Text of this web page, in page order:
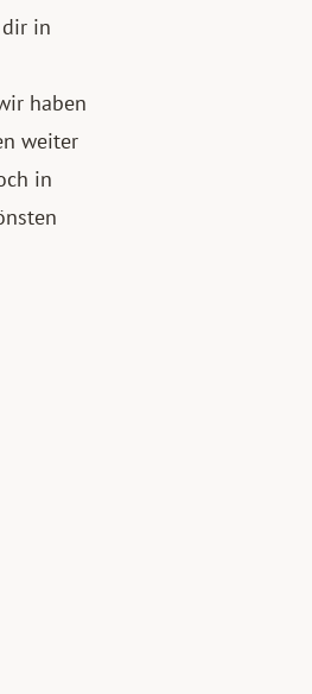
in
haben
weiter
in